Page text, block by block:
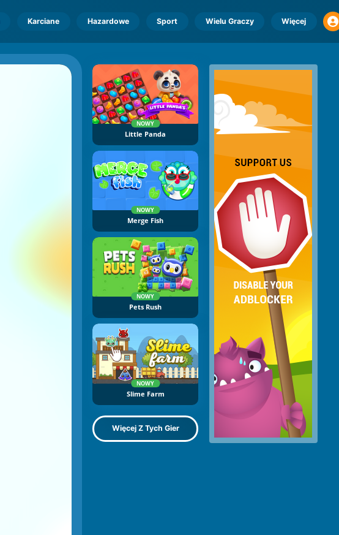
Karciane Hazardowe Sport Wielu Graczy Więcej
NOWY
Little Panda
NOWY
Merge Fish
NOWY
Pets Rush
NOWY
Slime Farm
Więcej Z Tych Gier